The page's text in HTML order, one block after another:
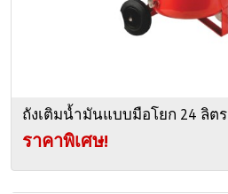
ถังเติมน้ำมันแบบมือโยก 24 ลิตร
ราคาพิเศษ!